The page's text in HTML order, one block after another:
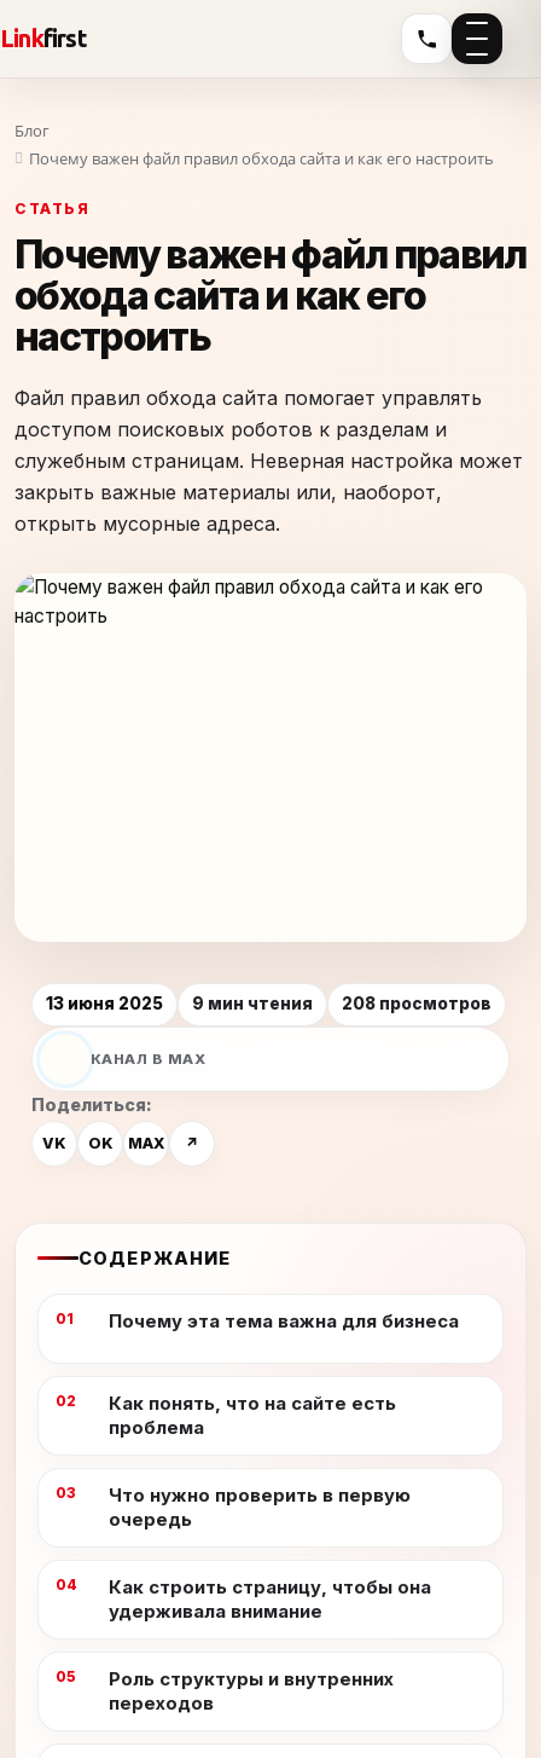
Linkfirst
Блог
Почему важен файл правил обхода сайта и как его настроить
СТАТЬЯ
Почему важен файл правил
обхода сайта и как его
настроить
Файл правил обхода сайта помогает управлять
доступом поисковых роботов к разделам и
служебным страницам. Неверная настройка может
закрыть важные материалы или, наоборот,
открыть мусорные адреса.
13 июня 2025 9 мин чтения 208 просмотров
КАНАЛ В MAX
Поделиться:
VK OK MAX ↗
СОДЕРЖАНИЕ
Почему эта тема важна для бизнеса
Как понять, что на сайте есть
проблема
Что нужно проверить в первую
очередь
Как строить страницу, чтобы она
удерживала внимание
Роль структуры и внутренних
переходов